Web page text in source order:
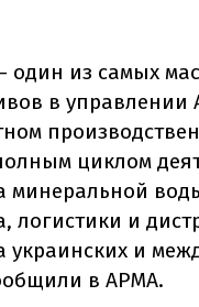
один из самых
в управлении
циклом
минеральной
логистики и
украинских и
в АРМА.